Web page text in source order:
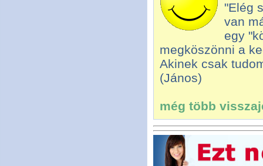
"Elég
van
egy
megköszönni a
Akinek csak
(János)
még több